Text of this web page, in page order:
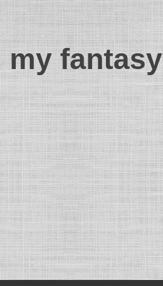
my fantasy